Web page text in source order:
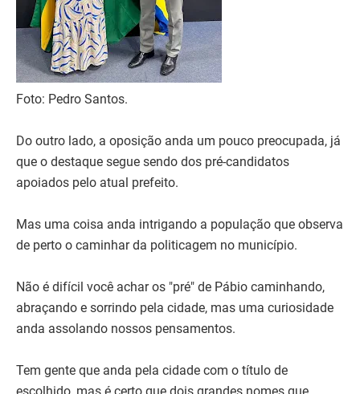
Foto: Pedro Santos.
Do outro lado, a oposição anda um pouco preocupada, já
que o destaque segue sendo dos pré-candidatos
apoiados pelo atual prefeito.
Mas uma coisa anda intrigando a população que observa
de perto o caminhar da politicagem no município.
Não é difícil você achar os "pré" de Pábio caminhando,
abraçando e sorrindo pela cidade, mas uma curiosidade
anda assolando nossos pensamentos.
Tem gente que anda pela cidade com o título de